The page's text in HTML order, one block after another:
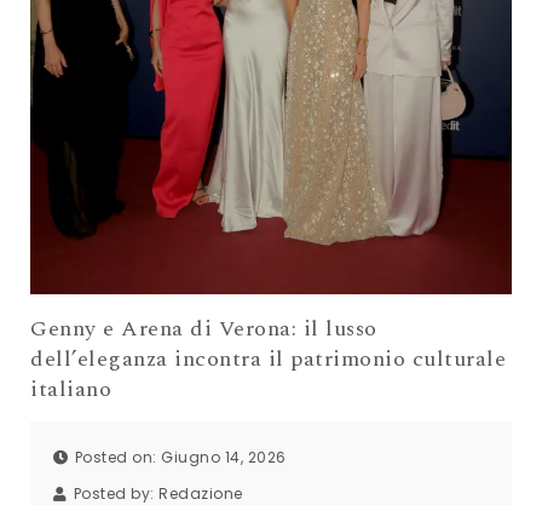
Genny e Arena di Verona: il lusso
dell’eleganza incontra il patrimonio culturale
italiano
Posted on: Giugno 14, 2026
Posted by: Redazione